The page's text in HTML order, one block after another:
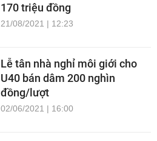
170 triệu đồng
21/08/2021 | 12:23
Lễ tân nhà nghỉ môi giới cho
U40 bán dâm 200 nghìn
đồng/lượt
02/06/2021 | 16:00